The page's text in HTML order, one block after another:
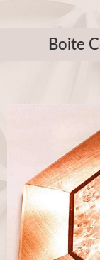
Boite